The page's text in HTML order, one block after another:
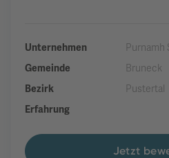
Unternehmen
Purnamh
Gemeinde
Bruneck
Bezirk
Pustertal
Erfahrung
Jetzt